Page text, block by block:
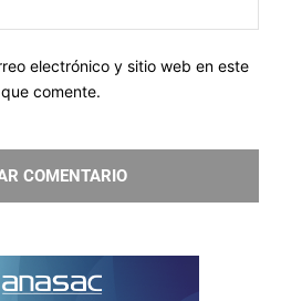
electrónico y sitio web en este
comente.